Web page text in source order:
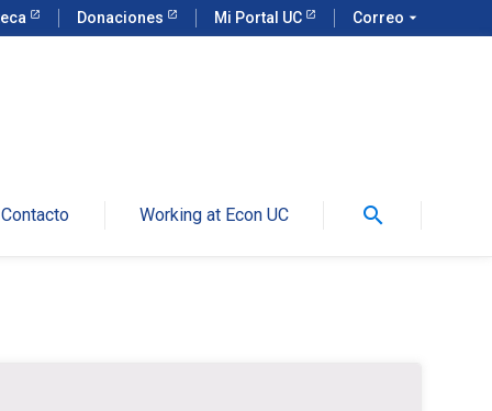
Donaciones Mi Portal UC Correo arrow_drop_down
Contacto Working at Econ UC search